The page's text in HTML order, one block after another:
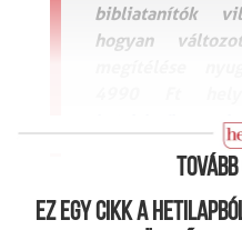
bibliatanítók
hogyan
hetek.hu/konyvek
Ez egy cikk a